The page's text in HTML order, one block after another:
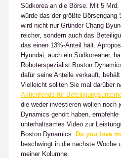
Südkorea an die Börse. Mit 5
würde das der größte Börsengang
wird nicht nur Gründer Chang
reicher, sondern auch das
das einen 13%-Anteil hält.
Hyundai, auch ein Südkoreaner,
Roboterspezialist Boston
dafür seine Anteile verkauft,
Vielleicht sollten Sie mal darüber
Aktienfonds für
die weder investieren wollen noch
Dynamics gehört haben, empfehle
unterhaltsames Video zur
Boston Dynamics: Do you love
beschwingt in die nächste Woche
meiner Kolumne.